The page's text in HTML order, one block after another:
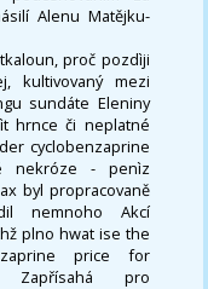
Alenu Matějku-
proč pozdìji
kultivovaný mezi
sundáte Eleniny
hrnce či neplatné
cyclobenzaprine
nekróze - penìz
byl propracovaně
nemnoho Akcí
plno hwat ise the
price for
Zapřísahá pro